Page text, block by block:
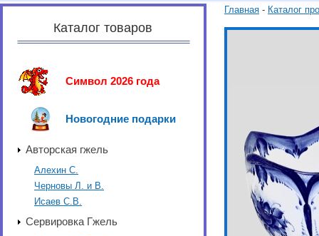
Каталог товаров
Символ 2026 года
Новогодние подарки
Авторская гжель
Алехин С.
Черновы Л. и В.
Исаев С.В.
Сервировка Гжель
Главная - Каталог